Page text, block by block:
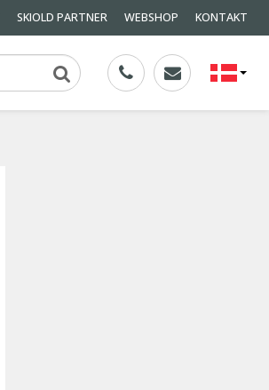
SKIOLD PARTNER WEBSHOP KONTAKT